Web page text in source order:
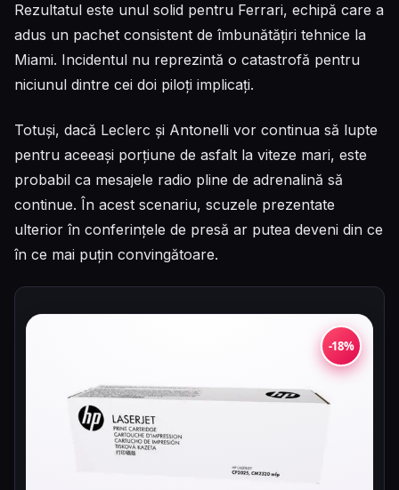
Rezultatul este unul solid pentru Ferrari, echipă care a
adus un pachet consistent de îmbunătățiri tehnice la
Miami. Incidentul nu reprezintă o catastrofă pentru
niciunul dintre cei doi piloți implicați.
Totuși, dacă Leclerc și Antonelli vor continua să lupte
pentru aceeași porțiune de asfalt la viteze mari, este
probabil ca mesajele radio pline de adrenalină să
continue. În acest scenariu, scuzele prezentate
ulterior în conferințele de presă ar putea deveni din ce
în ce mai puțin convingătoare.
-18%